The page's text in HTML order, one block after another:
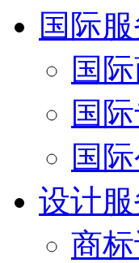
国际
国
国
国
设计
商